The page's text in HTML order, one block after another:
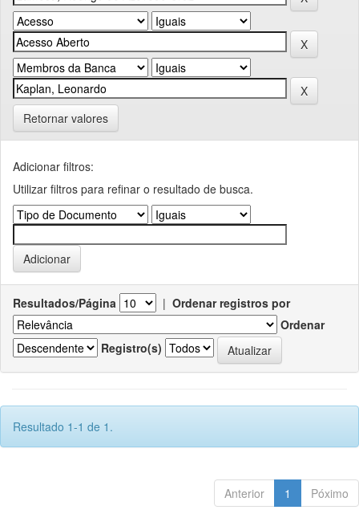
Retornar valores
Adicionar filtros:
Utilizar filtros para refinar o resultado de busca.
Resultados/Página | Ordenar registros por
Ordenar
Registro(s)
Resultado 1-1 de 1.
Anterior 1 Póximo